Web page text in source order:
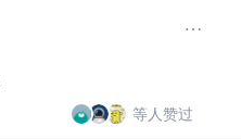
等人赞过